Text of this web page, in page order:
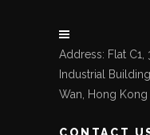
Address: Flat
Industrial
Wan, Hong Kong